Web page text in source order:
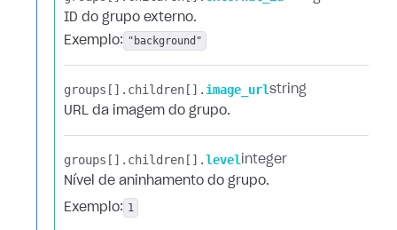
ID do grupo externo.
Exemplo: "background"
groups[].​ children[].​ image_urlstring
URL da imagem do grupo.
groups[].​ children[].​level integer
Nível de aninhamento do grupo.
Exemplo: 1